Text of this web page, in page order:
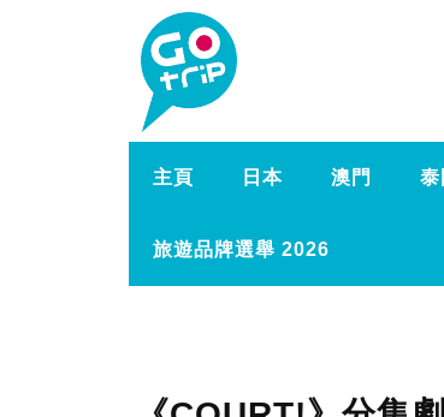
主頁 日本 澳門 泰
旅遊品牌選舉 2026